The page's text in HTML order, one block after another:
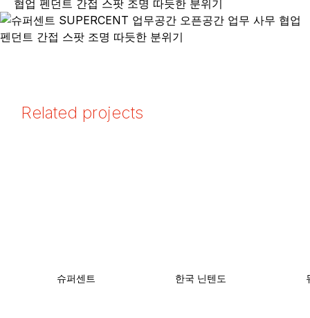
Related projects
슈퍼센트 한국 닌텐도